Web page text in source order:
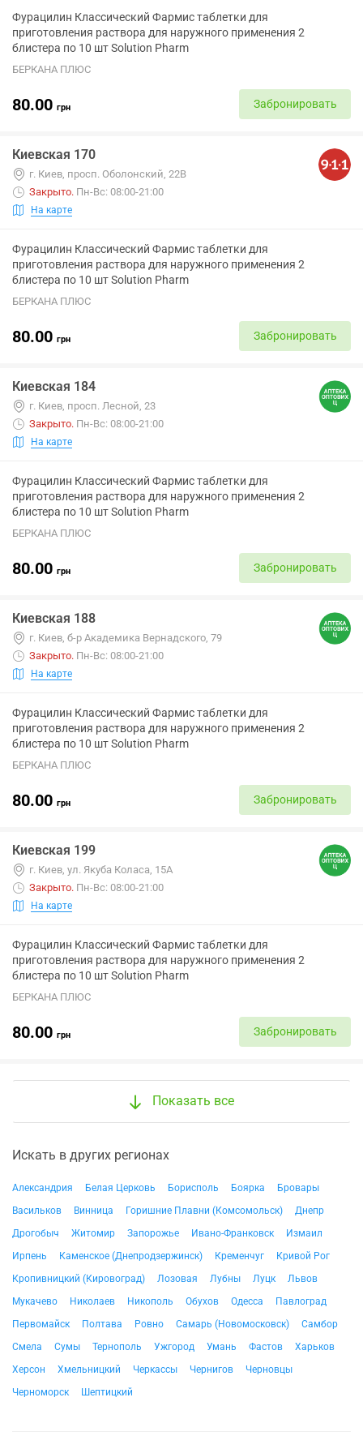
Фурацилин Классический Фармис таблетки для
приготовления раствора для наружного применения 2
блистера по 10 шт Solution Pharm
БЕРКАНА ПЛЮС
80.00 грн Забронировать
Киевская 170
г. Киев, просп. Оболонский, 22В
Закрыто. Пн-Вс: 08:00-21:00
На карте
Фурацилин Классический Фармис таблетки для
приготовления раствора для наружного применения 2
блистера по 10 шт Solution Pharm
БЕРКАНА ПЛЮС
80.00 грн Забронировать
Киевская 184
г. Киев, просп. Лесной, 23
Закрыто. Пн-Вс: 08:00-21:00
На карте
Фурацилин Классический Фармис таблетки для
приготовления раствора для наружного применения 2
блистера по 10 шт Solution Pharm
БЕРКАНА ПЛЮС
80.00 грн Забронировать
Киевская 188
г. Киев, б-р Академика Вернадского, 79
Закрыто. Пн-Вс: 08:00-21:00
На карте
Фурацилин Классический Фармис таблетки для
приготовления раствора для наружного применения 2
блистера по 10 шт Solution Pharm
БЕРКАНА ПЛЮС
80.00 грн Забронировать
Киевская 199
г. Киев, ул. Якуба Коласа, 15А
Закрыто. Пн-Вс: 08:00-21:00
На карте
Фурацилин Классический Фармис таблетки для
приготовления раствора для наружного применения 2
блистера по 10 шт Solution Pharm
БЕРКАНА ПЛЮС
80.00 грн Забронировать
Показать все
Искать в других регионах
Александрия Белая Церковь Борисполь Боярка
Бровары
Васильков
Винница Горишние Плавни (Комсомольск)
Днепр
Дрогобыч
Житомир Запорожье Ивано-Франковск
Измаил
Ирпень
Каменское (Днепродзержинск) Кременчуг
Кривой Рог
Кропивницкий (Кировоград)
Лозовая Лубны Луцк
Львов
Мукачево
Николаев Никополь Обухов Одесса
Павлоград
Первомайск
Полтава Ровно Самарь (Новомосковск)
Самбор
Смела
Сумы Тернополь Ужгород Умань Фастов
Харьков
Херсон
Хмельницкий Черкассы Чернигов
Черновцы
Черноморск
Шептицкий